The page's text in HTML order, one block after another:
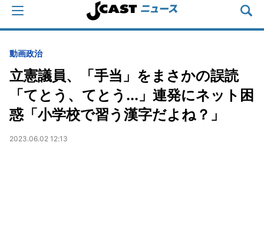
動画政治
立憲議員、「手当」をまさかの誤読
「てとう、てとう...」連発にネット困
惑「小学校で習う漢字だよね？」
2023.06.02 12:13